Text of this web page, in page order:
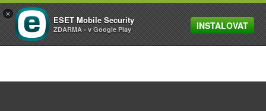
MENU
×
ESET Mobile Security
ZDARMA - v Google Play INSTALOVAT